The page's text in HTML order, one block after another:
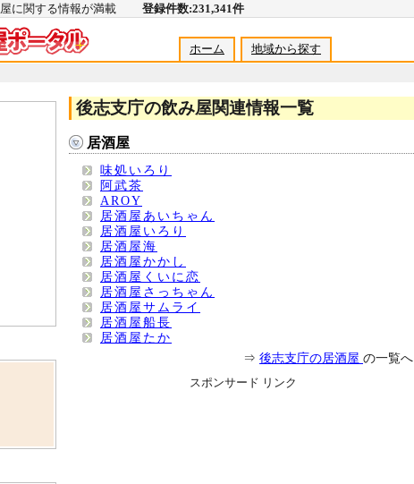
屋に関する情報が満載 登録件数:231,341件
ホーム 地域から探す
後志支庁の飲み屋関連情報一覧
居酒屋
味処いろり
阿武茶
AROY
居酒屋あいちゃん
居酒屋いろり
居酒屋海
居酒屋かかし
居酒屋くいに恋
居酒屋さっちゃん
居酒屋サムライ
居酒屋船長
居酒屋たか
⇒ 後志支庁の居酒屋 の一覧へ
スポンサード リンク